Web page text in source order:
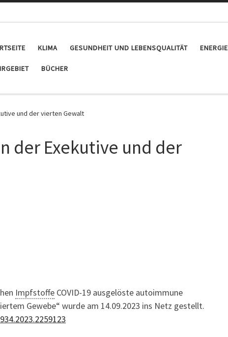
KLIMA GESUNDHEIT UND LEBENSQUALITÄT ENERGIE
BÜCHER
und der vierten Gewalt
der Exekutive und der
Impfstoffe COVID-19 ausgelöste autoimmune
Gewebe“ wurde am 14.09.2023 ins Netz gestellt.